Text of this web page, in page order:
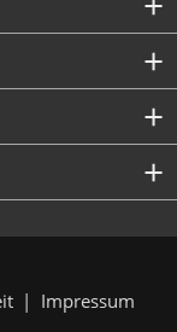
Impressum